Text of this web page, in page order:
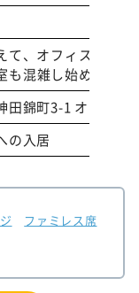
て、オフィスの広
も混雑し始めていた
田錦町3-1 オームビ
の入居
ファミレス席